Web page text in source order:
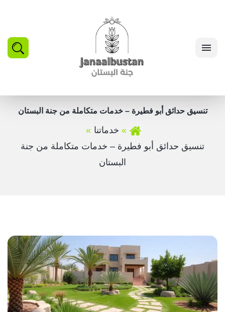
تنسيق حدائق أبو فطيرة – خدمات متكاملة من جنة البستان
خدماتنا
تنسيق حدائق أبو فطيرة – خدمات متكاملة من جنة
البستان